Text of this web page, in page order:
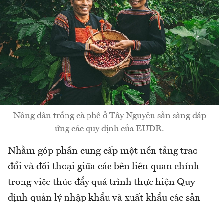
Nông dân trồng cà phê ở Tây Nguyên sẵn sàng đáp
ứng các quy định của EUDR.
Nhằm góp phần cung cấp một nền tảng trao
đổi và đối thoại giữa các bên liên quan chính
trong việc thúc đẩy quá trình thực hiện Quy
định quản lý nhập khẩu và xuất khẩu các sản